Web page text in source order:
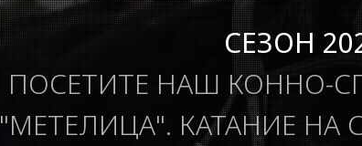
СЕЗОН
ПОСЕТИТЕ НАШ КОННО-
"МЕТЕЛИЦА". КАТАНИЕ НА